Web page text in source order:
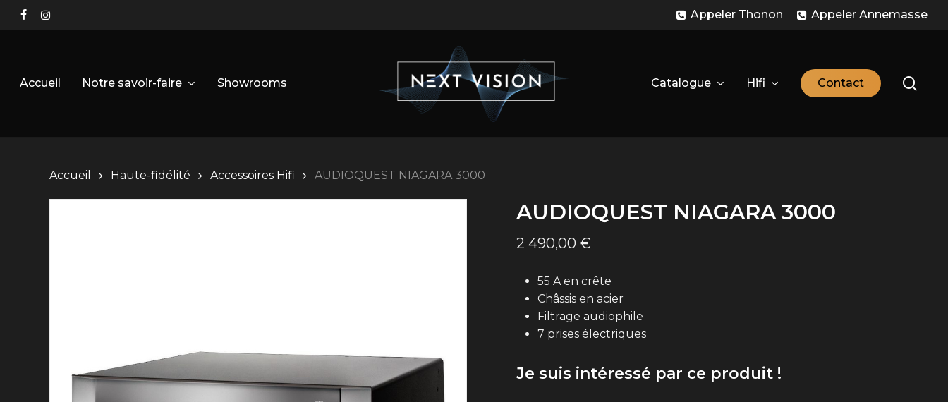
Skip
facebook
instagram
Appeler Thonon Appeler Annemasse
Accueil Notre savoir-faire Showrooms Catalogue Hifi Contact
Accueil Haute-fidélité Accessoires Hifi AUDIOQUEST NIAGARA 3000
AUDIOQUEST NIAGARA 3000
2 490,00€
55 A en crête
Châssis en acier
Filtrage audiophile
7 prises électriques
Je suis intéressé par ce produit !